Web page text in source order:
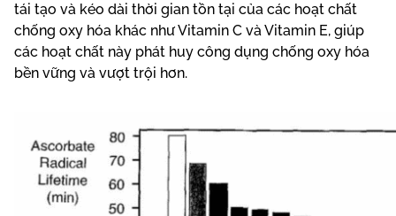
tái tạo và kéo dài thời gian tồn tại của các hoạt chất
chống oxy hóa khác như Vitamin C và Vitamin E, giúp
các hoạt chất này phát huy công dụng chống oxy hóa
bền vững và vượt trội hơn.